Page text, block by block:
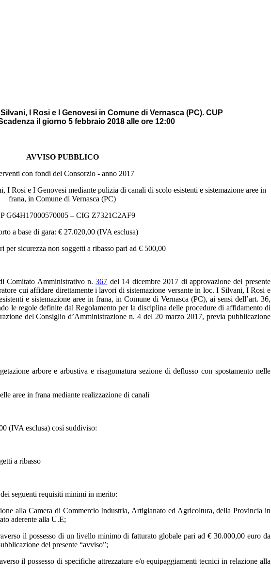
I Rosi e I Genovesi in Comune di Vernasca (PC). CUP
il giorno 5 febbraio 2018 alle ore 12:00
AVVISO PUBBLICO
con fondi del Consorzio - anno 2017
I Rosi e I Genovesi mediante pulizia di canali di scolo esistenti e sistemazione aree in
frana, in Comune di Vernasca (PC)
G64H17000570005 – CIG Z7321C2AF9
a base di gara: € 27.020,00 (IVA esclusa)
per sicurezza non soggetti a ribasso pari ad € 500,00
Comitato Amministrativo n.367 del 14 dicembre 2017 di approvazione del presente
cui affidare direttamente i lavori disistemazione versante in loc. I Silvani, I Rosi e
e sistemazione aree in frana, in Comune di Vernasca (PC), ai sensi dell’art. 36,
le regole definite dal Regolamento per la disciplina delle procedure di affidamento di
del Consiglio d’Amministrazione n. 4 del 20 marzo 2017, previa pubblicazione
arbore e arbustiva e risagomatura sezione di deflusso con spostamento nelle
aree in frana mediante realizzazione di canali
(IVA esclusa) così suddiviso:
a ribasso
seguenti requisiti minimi in merito:
alla Camera di Commercio Industria, Artigianato ed Agricoltura, della Provincia in
aderente alla U.E;
il possesso di un livello minimo di fatturato globale pari ad € 30.000,00 euro da
del presente “avviso”;
il possesso di specifiche attrezzature e/o equipaggiamenti tecnici in relazione alla